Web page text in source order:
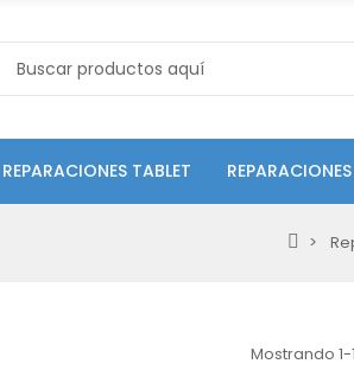
REPARACIONES TABLET
Mostrando